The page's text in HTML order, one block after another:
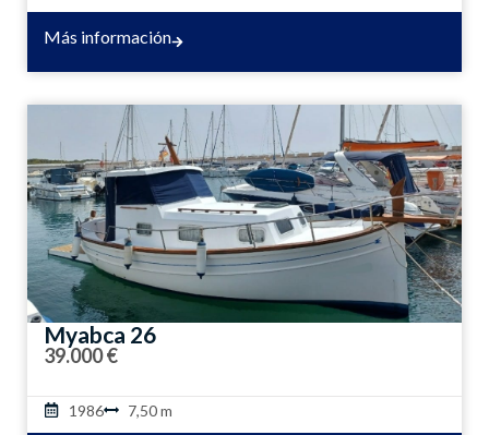
Más información
Myabca 26
39.000 €
1986 7,50 m